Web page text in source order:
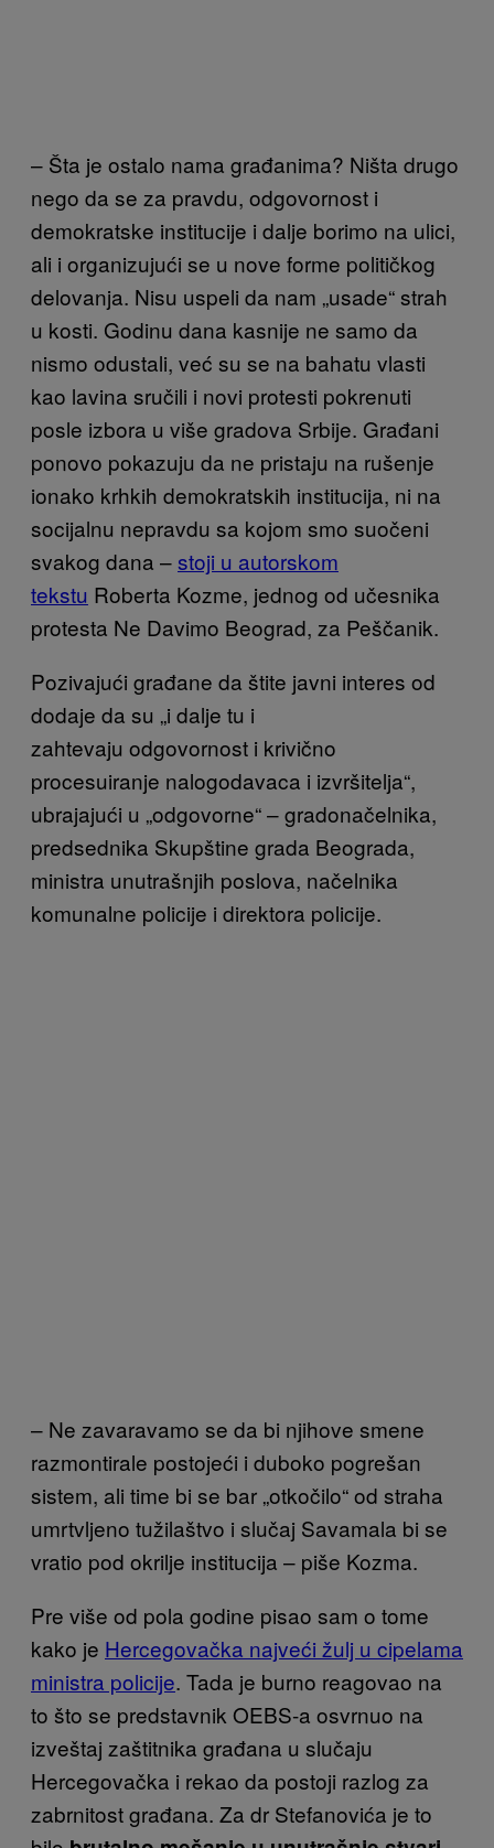
– Šta je ostalo nama građanima? Ništa drugo
nego da se za pravdu, odgovornost i
demokratske institucije i dalje borimo na ulici,
ali i organizujući se u nove forme političkog
delovanja. Nisu uspeli da nam „usade“ strah
u kosti. Godinu dana kasnije ne samo da
nismo odustali, već su se na bahatu vlasti
kao lavina sručili i novi protesti pokrenuti
posle izbora u više gradova Srbije. Građani
ponovo pokazuju da ne pristaju na rušenje
ionako krhkih demokratskih institucija, ni na
socijalnu nepravdu sa kojom smo suočeni
svakog dana –stoji u autorskom
tekstu Roberta Kozme, jednog od učesnika
protesta Ne Davimo Beograd, za Peščanik.
Pozivajući građane da štite javni interes od
dodaje da su „i dalje tu i
zahtevaju odgovornost i krivično
procesuiranje nalogodavaca i izvršitelja“,
ubrajajući u „odgovorne“ – gradonačelnika,
predsednika Skupštine grada Beograda,
ministra unutrašnjih poslova, načelnika
komunalne policije i direktora policije.
– Ne zavaravamo se da bi njihove smene
razmontirale postojeći i duboko pogrešan
sistem, ali time bi se bar „otkočilo“ od straha
umrtvljeno tužilaštvo i slučaj Savamala bi se
vratio pod okrilje institucija – piše Kozma.
Pre više od pola godine pisao sam o tome
kako je Hercegovačka najveći žulj u cipelama
ministra policije. Tada je burno reagovao na
to što se predstavnik OEBS-a osvrnuo na
izveštaj zaštitnika građana u slučaju
Hercegovačka i rekao da postoji razlog za
zabrnitost građana. Za dr Stefanovića je to